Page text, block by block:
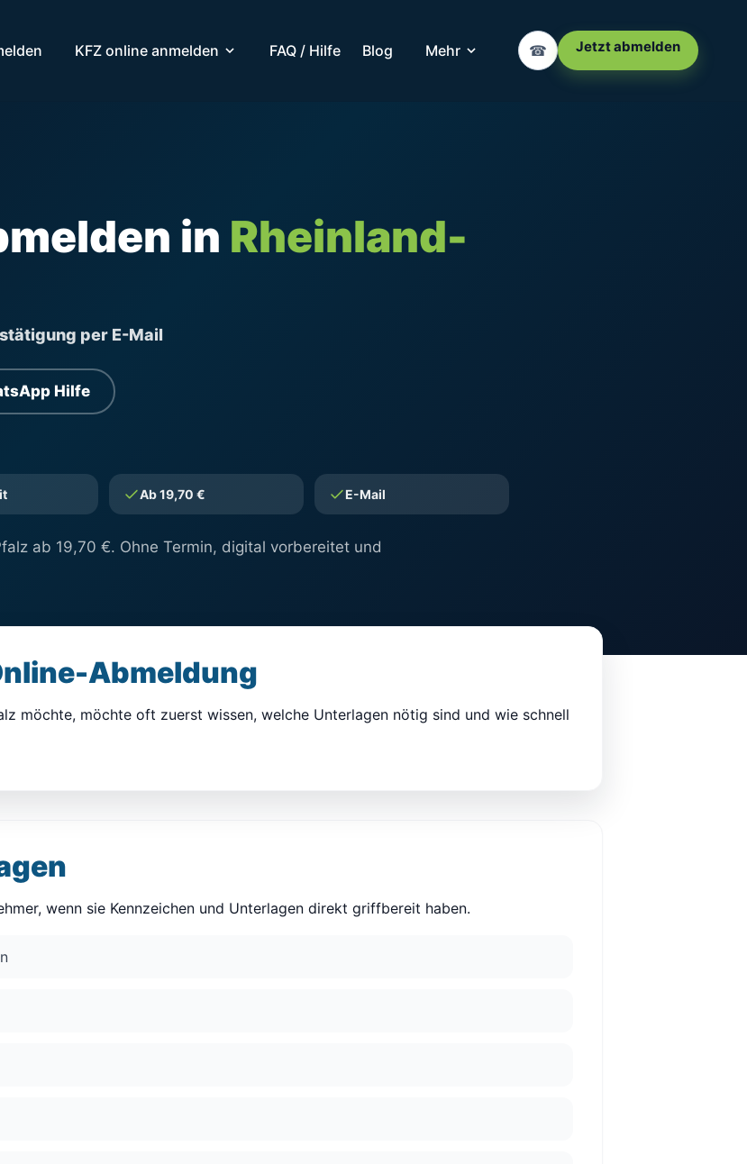
KFZ online anmelden FAQ / Hilfe Blog Mehr ☎ Jetzt abmelden
in Rheinland-
per E-Mail
Hilfe
Ab 19,70 € E-Mail
ab 19,70 €. Ohne Termin, digital vorbereitet und
Abmeldung
möchte, möchte oft zuerst wissen, welche Unterlagen nötig sind und wie schnell
wenn sie Kennzeichen und Unterlagen direkt griffbereit haben.